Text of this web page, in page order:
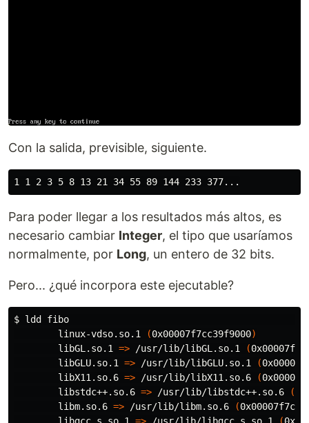
Con la salida, previsible, siguiente.
Para poder llegar a los resultados más altos, es
necesario cambiar Integer, el tipo que usaríamos
normalmente, por Long, un entero de 32 bits.
Pero... ¿qué incorpora este ejecutable?
$ ldd
        linux-vdso.so.1
(0x00007f7cc39f9000)
        libGL.so.1
=> /usr/lib/libGL.so.1 (
        libGLU.so.1
=> /usr/lib/libGLU.so.1 (
        libX11.so.6
=> /usr/lib/libX11.so.6 (
        libstdc++.so.6
=> /usr/lib/libstdc++.so.6 (
        libm.so.6
=> /usr/lib/libm.so.6 (